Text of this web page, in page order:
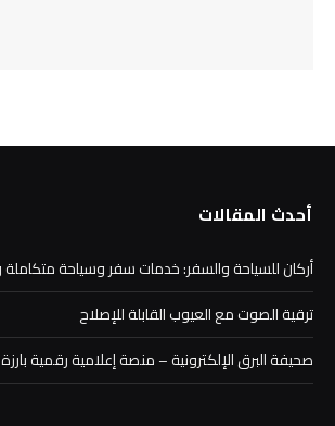
أحدث المقالات
أركان للسياحة والسفر: خدمات سفر وسياحة
ترقية الصوت مع العيوب القابلة للإصلاح
صحيفة البرق الإلكترونية – منصة إعلامية رقمية